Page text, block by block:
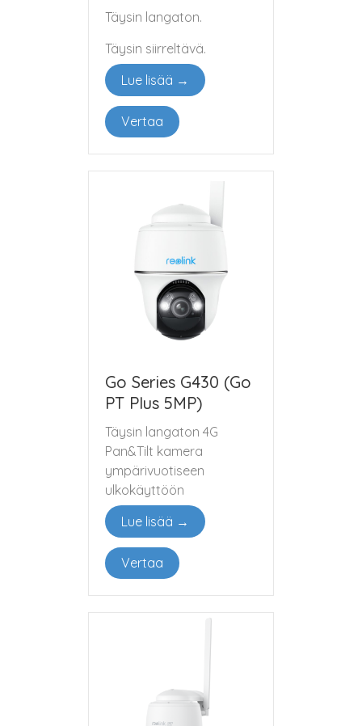
Täysin langaton.
Täysin siirreltävä.
Lue lisää →
Vertaa
Go Series G430 (Go
PT Plus 5MP)
Täysin langaton 4G
Pan&Tilt kamera
ympärivuotiseen
ulkokäyttöön
Lue lisää →
Vertaa